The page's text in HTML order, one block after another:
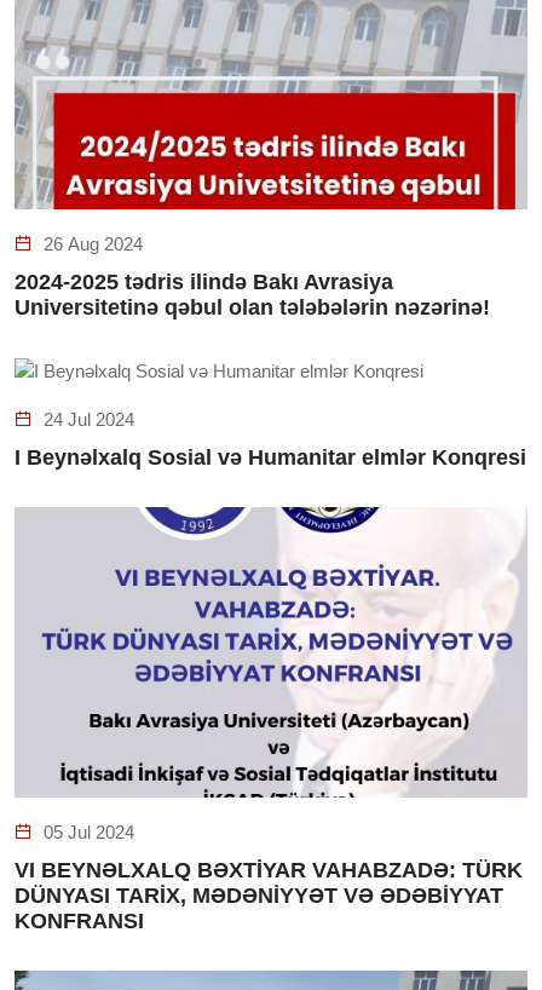
26 Aug 2024
2024-2025 tədris ilində Bakı Avrasiya
Universitetinə qəbul olan tələbələrin nəzərinə!
24 Jul 2024
I Beynəlxalq Sosial və Humanitar elmlər Konqresi
05 Jul 2024
VI BEYNƏLXALQ BƏXTİYAR VAHABZADƏ: TÜRK
DÜNYASI TARİX, MƏDƏNİYYƏT VƏ ƏDƏBİYYAT
KONFRANSI